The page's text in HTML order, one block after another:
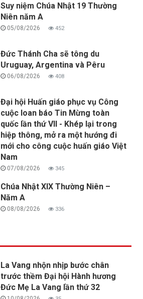
Suy niệm Chúa Nhật 19 Thường
Niên năm A
05/08/2026 452
Đức Thánh Cha sẽ tông du
Uruguay, Argentina và Pêru
06/08/2026 408
Đại hội Huấn giáo phục vụ Công
cuộc loan báo Tin Mừng toàn
quốc lần thứ VII - Khép lại trong
hiệp thông, mở ra một hướng đi
mới cho công cuộc huấn giáo Việt
Nam
07/08/2026 345
Chúa Nhật XIX Thường Niên –
Năm A
08/08/2026 336
La Vang nhộn nhịp bước chân
trước thềm Đại hội Hành hương
Đức Mẹ La Vang lần thứ 32